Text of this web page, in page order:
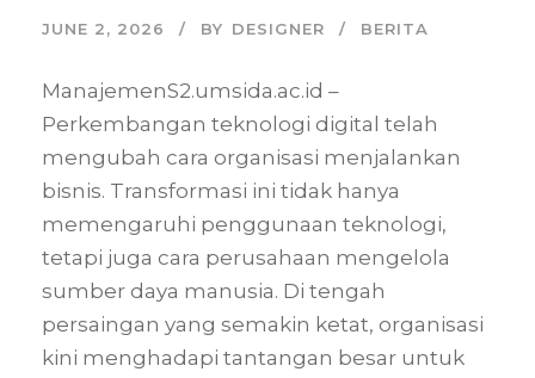
JUNE 2, 2026 BY DESIGNER BERITA
ManajemenS2.umsida.ac.id –
Perkembangan teknologi digital telah
mengubah cara organisasi menjalankan
bisnis. Transformasi ini tidak hanya
memengaruhi penggunaan teknologi,
tetapi juga cara perusahaan mengelola
sumber daya manusia. Di tengah
persaingan yang semakin ketat, organisasi
kini menghadapi tantangan besar untuk